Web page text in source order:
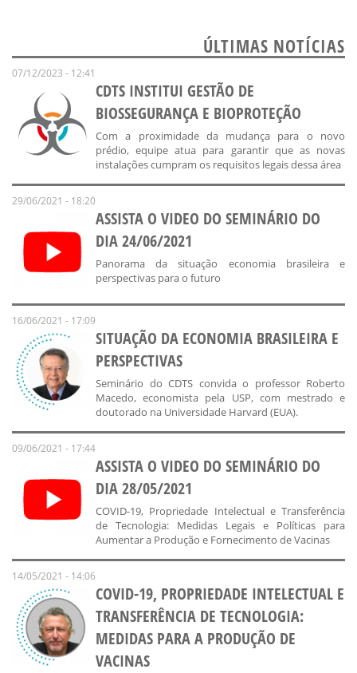
ÚLTIMAS NOTÍCIAS
07/12/2023 - 12:41
CDTS INSTITUI GESTÃO DE
BIOSSEGURANÇA E BIOPROTEÇÃO
Com a proximidade da mudança para o novo
prédio, equipe atua para garantir que as novas
instalações cumpram os requisitos legais dessa área
29/06/2021 - 18:20
ASSISTA O VIDEO DO SEMINÁRIO DO
DIA 24/06/2021
Panorama da situação economia brasileira e
perspectivas para o futuro
16/06/2021 - 17:09
SITUAÇÃO DA ECONOMIA BRASILEIRA E
PERSPECTIVAS
Seminário do CDTS convida o professor Roberto
Macedo, economista pela USP, com mestrado e
doutorado na Universidade Harvard (EUA).
09/06/2021 - 17:44
ASSISTA O VIDEO DO SEMINÁRIO DO
DIA 28/05/2021
COVID-19, Propriedade Intelectual e Transferência
de Tecnologia: Medidas Legais e Políticas para
Aumentar a Produção e Fornecimento de Vacinas
14/05/2021 - 14:06
COVID-19, PROPRIEDADE INTELECTUAL E
TRANSFERÊNCIA DE TECNOLOGIA:
MEDIDAS PARA A PRODUÇÃO DE
VACINAS